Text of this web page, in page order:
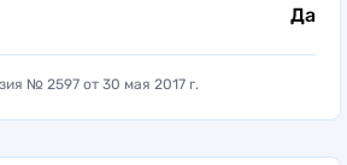
Да
№ 2597 от 30 мая 2017 г.